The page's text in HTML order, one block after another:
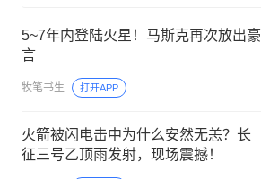
5~7年内登陆火星！马斯克再次放出豪
言
牧笔书生 打开APP
火箭被闪电击中为什么安然无恙？长
征三号乙顶雨发射，现场震撼！